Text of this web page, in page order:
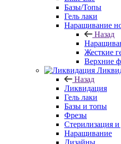
Базы/Топы
Гель лаки
Наращивание
Назад
Жесткие
Верхние
Назад
Ликвидация
Гель лаки
Базы и топы
Фрезы
Стерилизация
Наращивание
Дизайны